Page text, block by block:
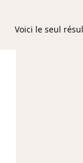
Voici le seul